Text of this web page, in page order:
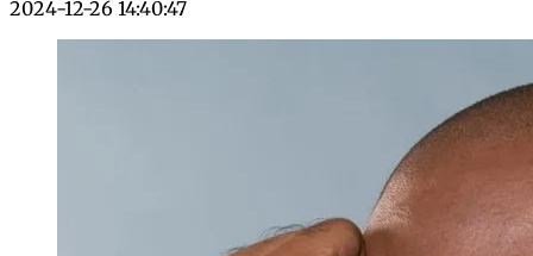
2024-12-26 14:40:47